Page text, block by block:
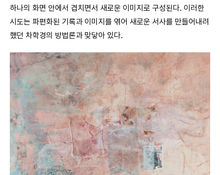
하나의 화면 안에서 겹치면서 새로운 이미지로 구성된다. 이러한
시도는 파편화된 기록과 이미지를 엮어 새로운 서사를 만들어내려
했던 차학경의 방법론과 맞닿아 있다.